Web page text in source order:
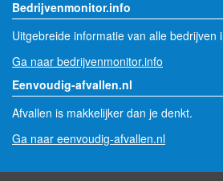
Bedrijvenmonitor.info
Uitgebreide informatie van alle bedrijven
Ga naar bedrijvenmonitor.info
Eenvoudig-afvallen.nl
Afvallen is makkelijker dan je denkt.
Ga naar eenvoudig-afvallen.nl